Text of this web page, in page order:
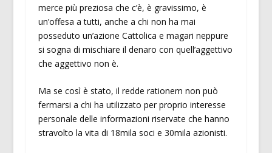
merce più preziosa che c’è, è gravissimo, è
un’offesa a tutti, anche a chi non ha mai
posseduto un’azione Cattolica e magari neppure
si sogna di mischiare il denaro con quell’aggettivo
che aggettivo non è.
Ma se così è stato, il redde rationem non può
fermarsi a chi ha utilizzato per proprio interesse
personale delle informazioni riservate che hanno
stravolto la vita di 18mila soci e 30mila azionisti.